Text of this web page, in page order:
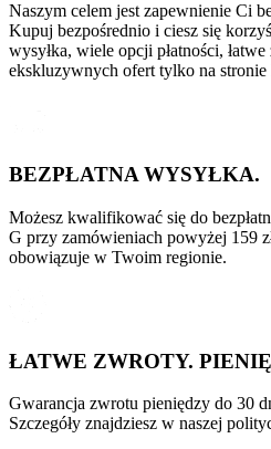
Naszym celem jest zapewnienie Ci
Kupuj bezpośrednio i ciesz się
wysyłka, wiele opcji płatności,
ekskluzywnych ofert tylko na stronie
BEZPŁATNA WYSYŁKA.
Możesz kwalifikować się do
G przy zamówieniach powyżej 159
obowiązuje w Twoim regionie.
ŁATWE ZWROTY.
Gwarancja zwrotu pieniędzy do 30
Szczegóły znajdziesz w naszej